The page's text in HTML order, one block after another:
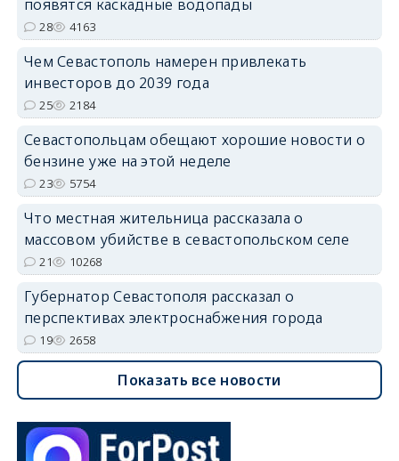
появятся каскадные водопады
28 4163
Чем Севастополь намерен привлекать
инвесторов до 2039 года
25 2184
Севастопольцам обещают хорошие новости о
бензине уже на этой неделе
23 5754
Что местная жительница рассказала о
массовом убийстве в севастопольском селе
21 10268
Губернатор Севастополя рассказал о
перспективах электроснабжения города
19 2658
Показать все новости